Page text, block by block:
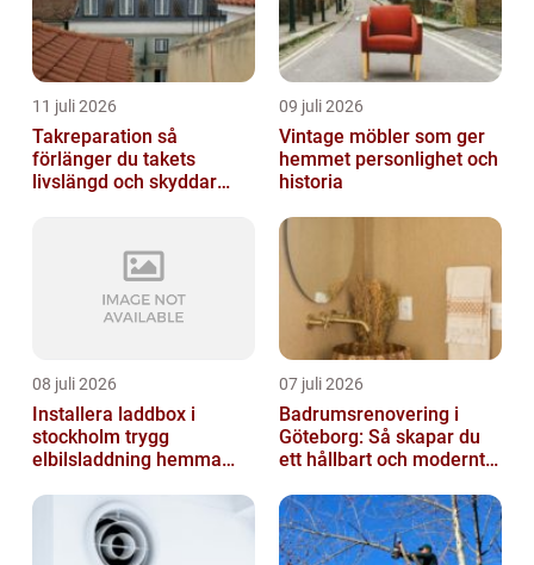
11 juli 2026
Takreparation så
förlänger du takets
livslängd och skyddar
09 juli 2026
Vintage möbler som ger
hemmet personlighet och
historia
08 juli 2026
Installera laddbox i
stockholm trygg
elbilsladdning hemma
07 juli 2026
Badrumsrenovering i
Göteborg: Så skapar du
ett hållbart och modernt